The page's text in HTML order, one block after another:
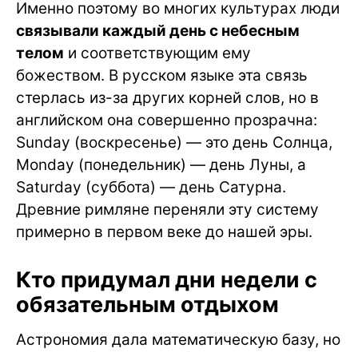
Именно поэтому во многих культурах люди
связывали каждый день с небесным
телом и соответствующим ему
божеством. В русском языке эта связь
стерлась из-за других корней слов, но в
английском она совершенно прозрачна:
Sunday (воскресенье) — это день Солнца,
Monday (понедельник) — день Луны, а
Saturday (суббота) — день Сатурна.
Древние римляне переняли эту систему
примерно в первом веке до нашей эры.
Кто придумал дни недели с
обязательным отдыхом
Астрономия дала математическую базу, но